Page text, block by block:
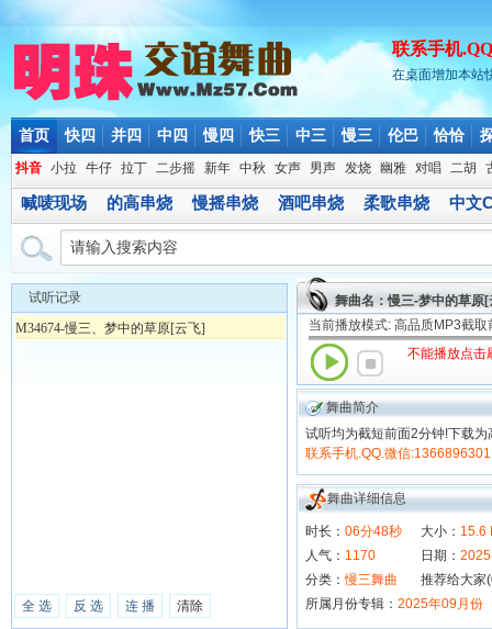
联系手机
在桌面增加本站
首页 快四 并四 中四 慢四 快三 中三 慢三 伦巴 恰恰
抖音 小拉 牛仔 拉丁 二步摇 新年 中秋 女声 男声 发烧 幽雅 对唱 二胡
喊唛现场 的高串烧 慢摇串烧 酒吧串烧 柔歌串烧 中文
试听记录
M34674-慢三、梦中的草原[云飞]
全 选 反 选 连 播 清除
舞曲名：慢三-梦中的草原[
当前播放模式: 高品质MP3截
不能播放点击
舞曲简介
试听均为截短前面2分钟!下载
联系手机.QQ.微信
舞曲详细信息
时长： 06分48秒 大小： 15.6
人气： 1170 日期：
分类：慢三舞曲
推荐给大家
所属月份专辑： 2025年09月份